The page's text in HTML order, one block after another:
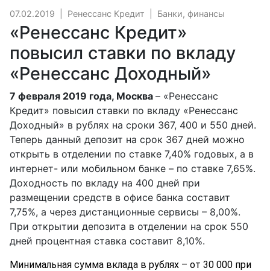
07.02.2019 Ренессанс Кредит Банки, финансы
«Ренессанс Кредит»
повысил ставки по вкладу
«Ренессанс Доходный»
7 февраля 2019 года, Москва – «Ренессанс
Кредит» повысил ставки по вкладу «Ренессанс
Доходный» в рублях на сроки 367, 400 и 550 дней.
Теперь данный депозит на срок 367 дней можно
открыть в отделении по ставке 7,40% годовых, а в
интернет- или мобильном банке – по ставке 7,65%.
Доходность по вкладу на 400 дней при
размещении средств в офисе банка составит
7,75%, а через дистанционные сервисы – 8,00%.
При открытии депозита в отделении на срок 550
дней процентная ставка составит 8,10%.
Минимальная сумма вклада в рублях – от 30 000 при